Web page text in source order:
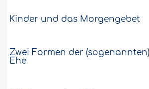
Kinder und das Morgengebet
Zwei Formen der
Ehe